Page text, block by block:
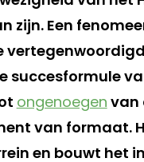
zijn. Een
succesformule
ongenoegen van
van formaat.
en bouwt het